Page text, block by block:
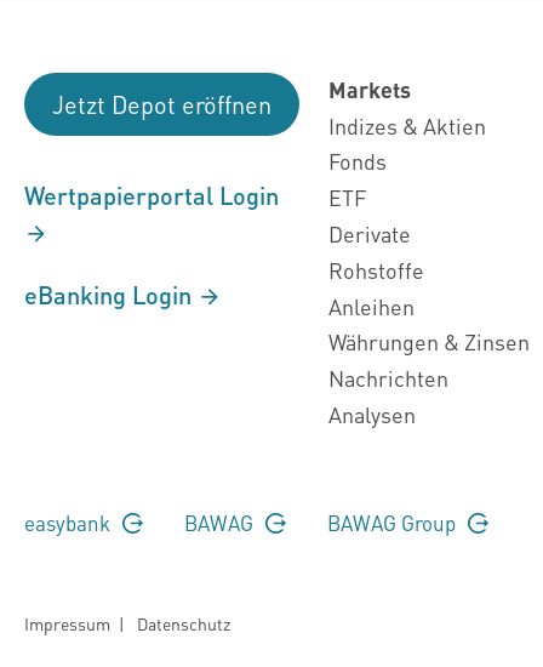
Jetzt Depot eröffnen
Wertpapierportal Login
eBanking Login
Markets
Indizes & Aktien
Fonds
ETF
Derivate
Rohstoffe
Anleihen
Währungen & Zinsen
Nachrichten
Analysen
easybank BAWAG BAWAG Group
Impressum | Datenschutz